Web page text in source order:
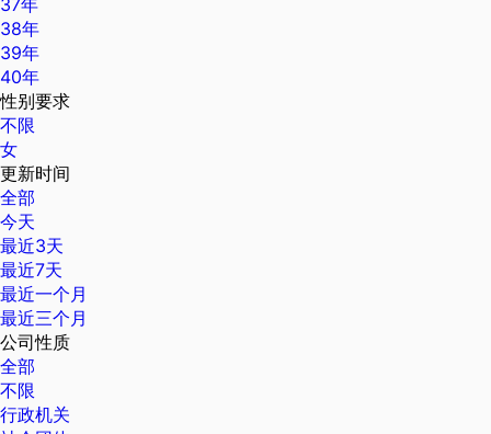
37年
38年
39年
40年
性别要求
不限
女
更新时间
全部
今天
最近3天
最近7天
最近一个月
最近三个月
公司性质
全部
不限
行政机关